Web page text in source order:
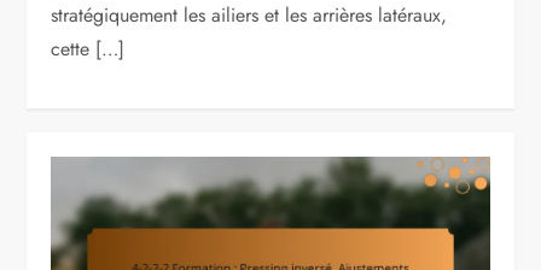
stratégiquement les ailiers et les arrières latéraux,
cette […]